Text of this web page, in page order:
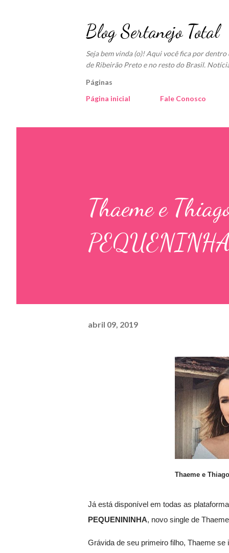
Blog Sertanejo Total
Seja bem vinda (o)! Aqui você fica por
de Ribeirão Preto e no resto do Brasil.
Páginas
Página inicial
Fale Conosco
Thaeme e
abril 09, 2019
Thaeme e
Já está disponível em todas as
PEQUENININHA, novo single de
Grávida de seu primeiro filho, Thaeme